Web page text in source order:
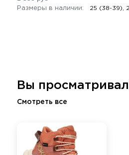
Размеры в наличии: 25 (38-39),
Вы
Смотреть все